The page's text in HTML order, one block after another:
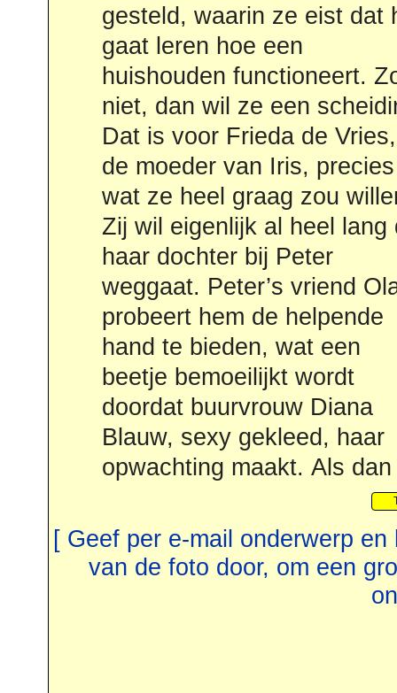
gesteld, waarin ze eist dat
gaat leren hoe een
huishouden functioneert.
niet, dan wil ze een
Dat is voor Frieda de Vries,
de moeder van Iris, precies
wat ze heel graag zou
Zij wil eigenlijk al heel lang
haar dochter bij Peter
weggaat. Peter’s vriend Olaf
probeert hem de helpende
hand te bieden, wat een
beetje bemoeilijkt wordt
doordat buurvrouw Diana
Blauw, sexy gekleed, haar
opwachting maakt. Als dan
ongediertebestrijder Sam
Reus en de regie was in
handen van Gert Jan
Tussen het 2e en 3e
was er een pauze met
verkoping van loten voor, met
dank aan de
sponsors, de verloting
prachtige prijzen na het 3e